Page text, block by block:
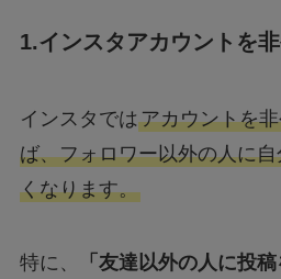
1.インスタアカウントを
インスタではアカウントを
ば、フォロワー以外の人に
くなります。
特に、
「友達以外の人に投